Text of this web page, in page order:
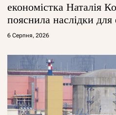
економістка Наталія
пояснила наслідки для
6 Серпня, 2026